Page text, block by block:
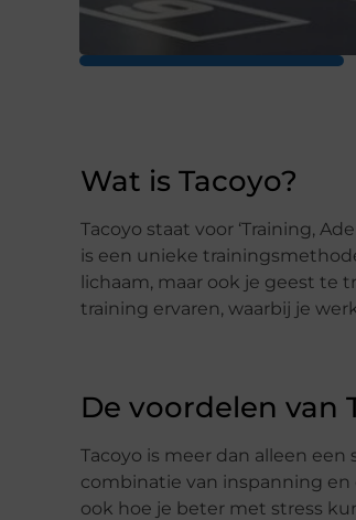
Wat is Tacoyo?
Tacoyo staat voor ‘Training,
is een unieke
lichaam, maar ook je geest te
training ervaren, waarbij je
De voordelen van
Tacoyo is meer dan alleen
combinatie van inspanning en
ook hoe je beter met stress